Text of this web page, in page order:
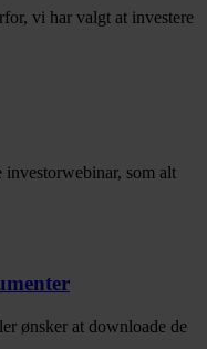
vi har valgt at investere
som alt
ønsker at downloade de